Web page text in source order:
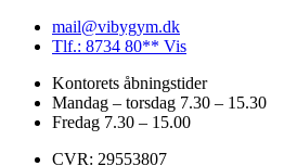
mail@vibygym.dk
Tlf.: 8734 80** Vis
Kontorets åbningstider
Mandag – torsdag 7.30 – 15.30
Fredag 7.30 – 15.00
CVR: 29553807